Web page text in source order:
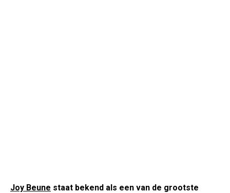
Joy Beune staat bekend als een van de grootste